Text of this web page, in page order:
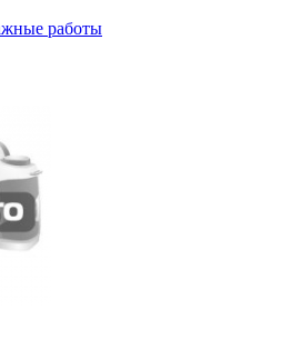
работы